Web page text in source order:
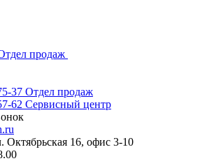
продаж
37 Отдел продаж
62 Сервисный центр
Октябрьская 16, офис 3-10